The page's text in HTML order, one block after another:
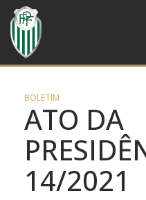
BOLETIM
ATO DA
14/2021